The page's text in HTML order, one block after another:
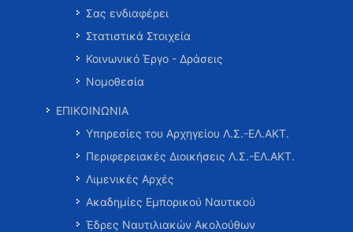
Σας ενδιαφέρει
Στατιστικά Στοιχεία
Κοινωνικό Έργο - Δράσεις
Νομοθεσία
ΕΠΙΚΟΙΝΩΝΙΑ
Υπηρεσίες του Αρχηγείου Λ.Σ.-ΕΛ.ΑΚΤ.
Περιφερειακές Διοικήσεις Λ.Σ.-ΕΛ.ΑΚΤ.
Λιμενικές Αρχές
Ακαδημίες Εμπορικού Ναυτικού
Έδρες Ναυτιλιακών Ακολούθων